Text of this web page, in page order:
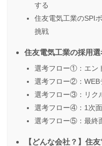
する
住友電気工業のSPI
挑戦
住友電気工業の採用
選考フロー①：エン
選考フロー②：WEB
選考フロー③：リク
選考フロー④：1次
選考フロー⑤：最終
【どんな会社？】住